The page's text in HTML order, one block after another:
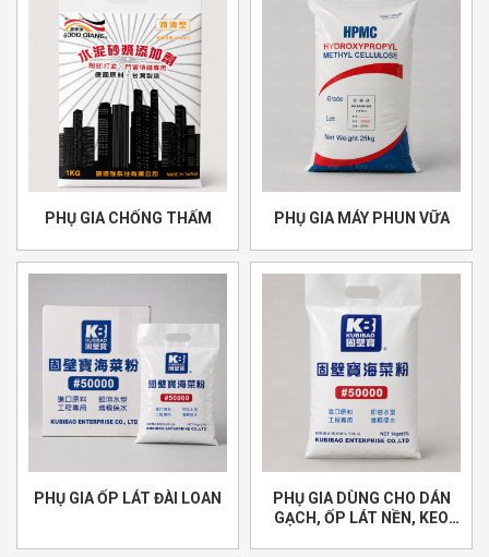
PHỤ GIA CHỐNG THẤM PHỤ GIA MÁY PHUN VỮA
PHỤ GIA ỐP LÁT ĐÀI LOAN
PHỤ GIA DÙNG CHO DÁN
GẠCH, ỐP LÁT NỀN, KEO